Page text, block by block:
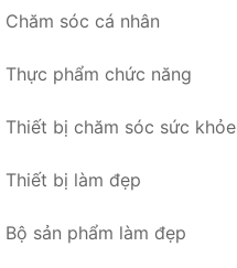
Chăm sóc cá nhân
Thực phẩm chức năng
Thiết bị chăm sóc sức khỏe
Thiết bị làm đẹp
Bộ sản phẩm làm đẹp